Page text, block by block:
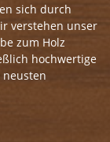
sich durch
verstehen unser
zum Holz
hochwertige
neusten